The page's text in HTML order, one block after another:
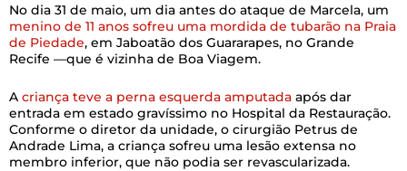
No dia 31 de maio, um dia antes do ataque de Marcela, um
menino de 11 anos sofreu uma mordida de tubarão na Praia
de Piedade, em Jaboatão dos Guararapes, no Grande
Recife —que é vizinha de Boa Viagem.
A criança teve a perna esquerda amputada após dar
entrada em estado gravíssimo no Hospital da Restauração.
Conforme o diretor da unidade, o cirurgião Petrus de
Andrade Lima, a criança sofreu uma lesão extensa no
membro inferior, que não podia ser revascularizada.